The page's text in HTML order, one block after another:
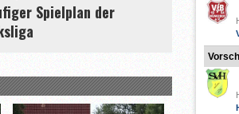
Spielplan der